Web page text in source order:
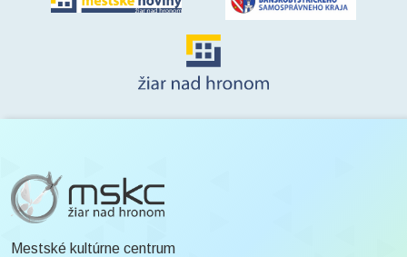
Mestské kultúrne centrum